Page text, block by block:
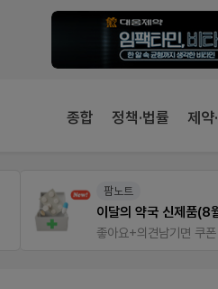
종합 정책·법률 제약
팜노트
이달의 약국 신제품(8
좋아요+의견남기면 쿠